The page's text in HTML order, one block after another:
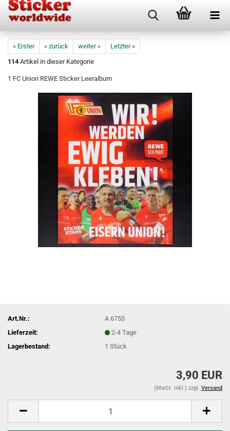
« Erster « zurück weiter »
Letzter »
114Artikel in dieser Kategorie
1 FC Union REWE Sticker Leeralbum
Art.Nr.:
A 6753
Lieferzeit:
2-4 Tage
Lagerbestand:
1Stück
3,90 EUR
(MwSt. inkl.) zzgl. Versand